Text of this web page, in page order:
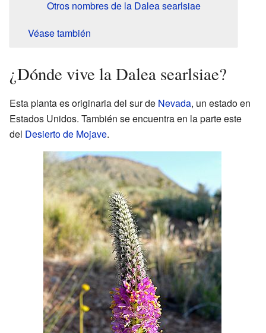
Otros nombres de la Dalea searlsiae
Véase también
¿Dónde vive la Dalea searlsiae?
Esta planta es originaria del sur de Nevada, un estado en
Estados Unidos. También se encuentra en la parte este
del Desierto de Mojave.